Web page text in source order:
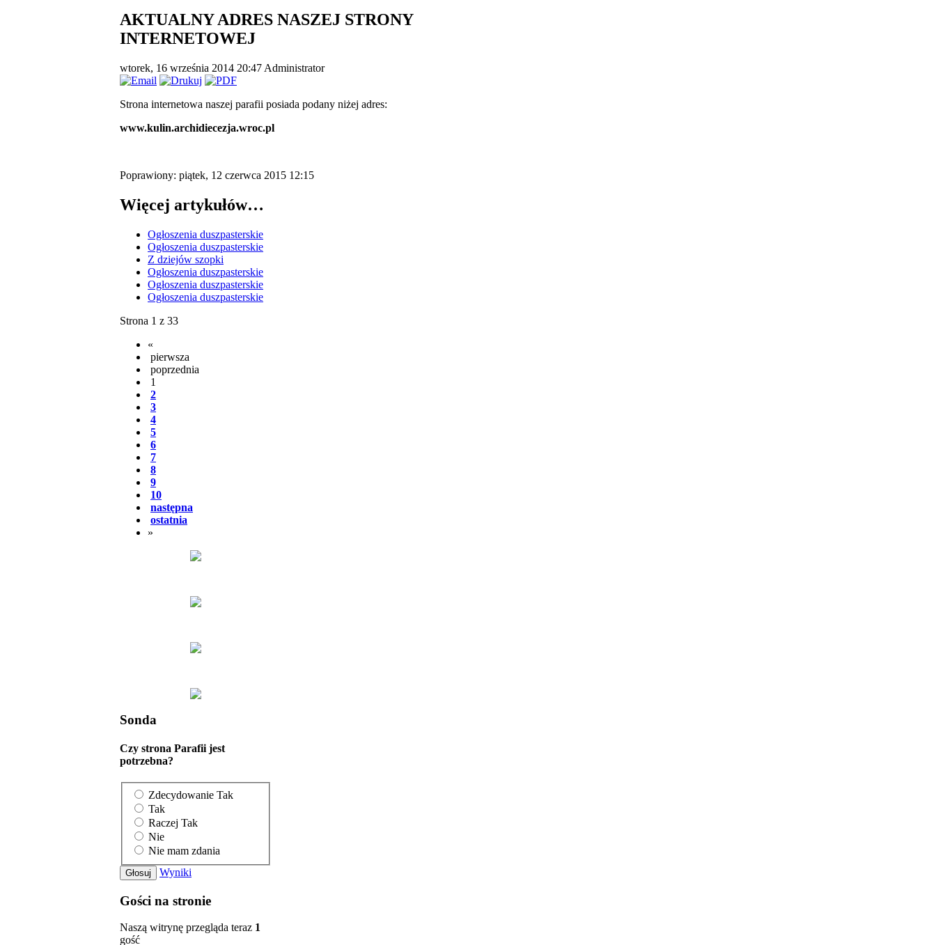
AKTUALNY ADRES NASZEJ STRONY
INTERNETOWEJ
wtorek, 16 września 2014 20:47 Administrator
Strona internetowa naszej parafii posiada podany niżej adres:
www.kulin.archidiecezja.wroc.pl
Poprawiony: piątek, 12 czerwca 2015 12:15
Więcej artykułów…
Ogłoszenia duszpasterskie
Ogłoszenia duszpasterskie
Z dziejów szopki
Ogłoszenia duszpasterskie
Ogłoszenia duszpasterskie
Ogłoszenia duszpasterskie
Strona 1 z 33
«
pierwsza
poprzednia
1
2
3
4
5
6
7
8
9
10
następna
ostatnia
»
Sonda
Czy strona Parafii jest
potrzebna?
Zdecydowanie Tak
Tak
Raczej Tak
Nie
Nie mam zdania
Wyniki
Gości na stronie
Naszą witrynę przegląda teraz 1
gość